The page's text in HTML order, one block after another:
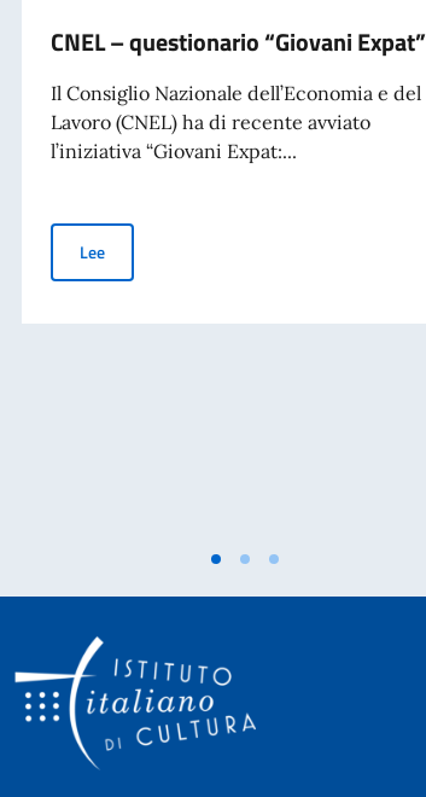
CNEL – questionario “Giovani Expat”
Il Consiglio Nazionale dell’Economia e del
Lavoro (CNEL) ha di recente avviato
l’iniziativa “Giovani Expat:...
LeeCNEL – questionario “Giovani Expat”